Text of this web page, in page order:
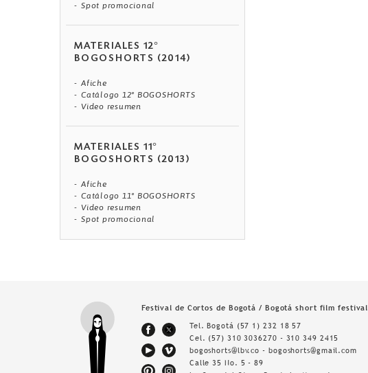
Spot promocional
MATERIALES 12°
BOGOSHORTS (2014)
Afiche
Catálogo 12° BOGOSHORTS
Video resumen
MATERIALES 11°
BOGOSHORTS (2013)
Afiche
Catálogo 11° BOGOSHORTS
Video resumen
Spot promocional
Festival de Cortos de Bogotá / Bogotá short film festival
Tel. Bogotá (57 1) 232 18 57
Cel. (57) 310 3036270 - 310 349 2415
bogoshorts@lbv.co - bogoshorts@gmail.com
Calle 35 No. 5 - 89